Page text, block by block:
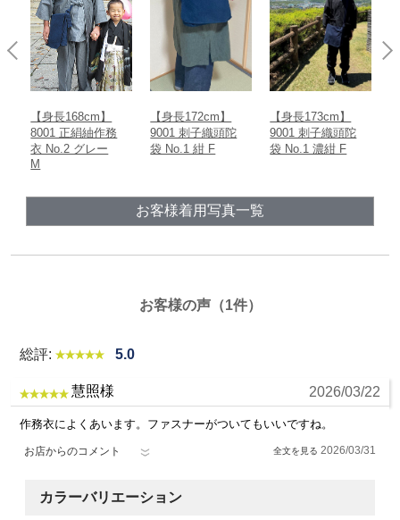
【身長172cm】
9001 刺子織頭陀
袋 No.1 紺 F
【身長173cm】
9001 刺子織頭陀
袋 No.1 濃紺 F
【身長174cm】
1045 たてスラブ
ジャケット No.1
お客様着用写真一覧
お客様の声（1件）
総評: 5.0
慧照様 2026/03/22
作務衣によくあいます。ファスナーがついてもいいですね。
お店からのコメント 2026/03/31
カラーバリエーション